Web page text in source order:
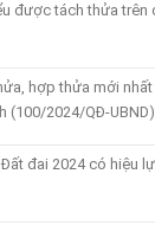
được tách thửa trên
hợp thửa mới
(100/2024/QĐ-UBND)
đai 2024 có hiệu